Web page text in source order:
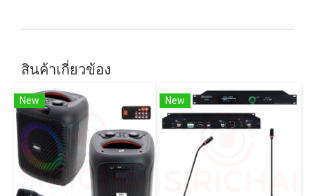
สินค้าเกี่ยวข้อง
New New